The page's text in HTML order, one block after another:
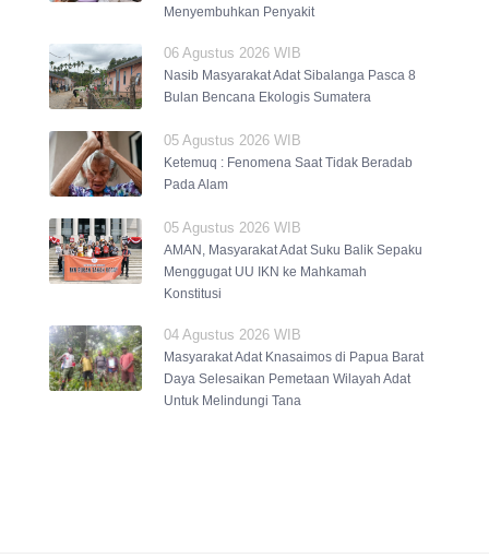
Menyembuhkan Penyakit
06 Agustus 2026 WIB
Nasib Masyarakat Adat Sibalanga Pasca 8
Bulan Bencana Ekologis Sumatera
05 Agustus 2026 WIB
Ketemuq : Fenomena Saat Tidak Beradab
Pada Alam
05 Agustus 2026 WIB
AMAN, Masyarakat Adat Suku Balik Sepaku
Menggugat UU IKN ke Mahkamah
Konstitusi
04 Agustus 2026 WIB
Masyarakat Adat Knasaimos di Papua Barat
Daya Selesaikan Pemetaan Wilayah Adat
Untuk Melindungi Tana